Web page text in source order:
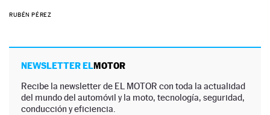
RUBÉN PÉREZ
NEWSLETTER ELMOTOR
Recibe la newsletter de EL MOTOR con toda la actualidad
del mundo del automóvil y la moto, tecnología, seguridad,
conducción y eficiencia.